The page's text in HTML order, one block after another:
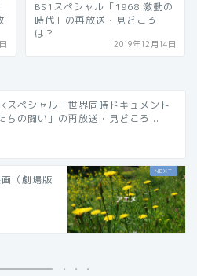
BS1スペシャル「1968 激動の
時代」の再放送・見どころ
は？
2019年12月14日
スペシャル「世界同時ドキュメント
ちの闘い」の再放送・見どころ...
（劇場版